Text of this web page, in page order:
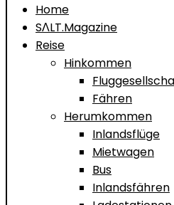
Home
SΛLT.Magazine
Reise
Hinkommen
Fähren
Herumkommen
Inlandsflüge
Mietwagen
Bus
Inlandsfähren